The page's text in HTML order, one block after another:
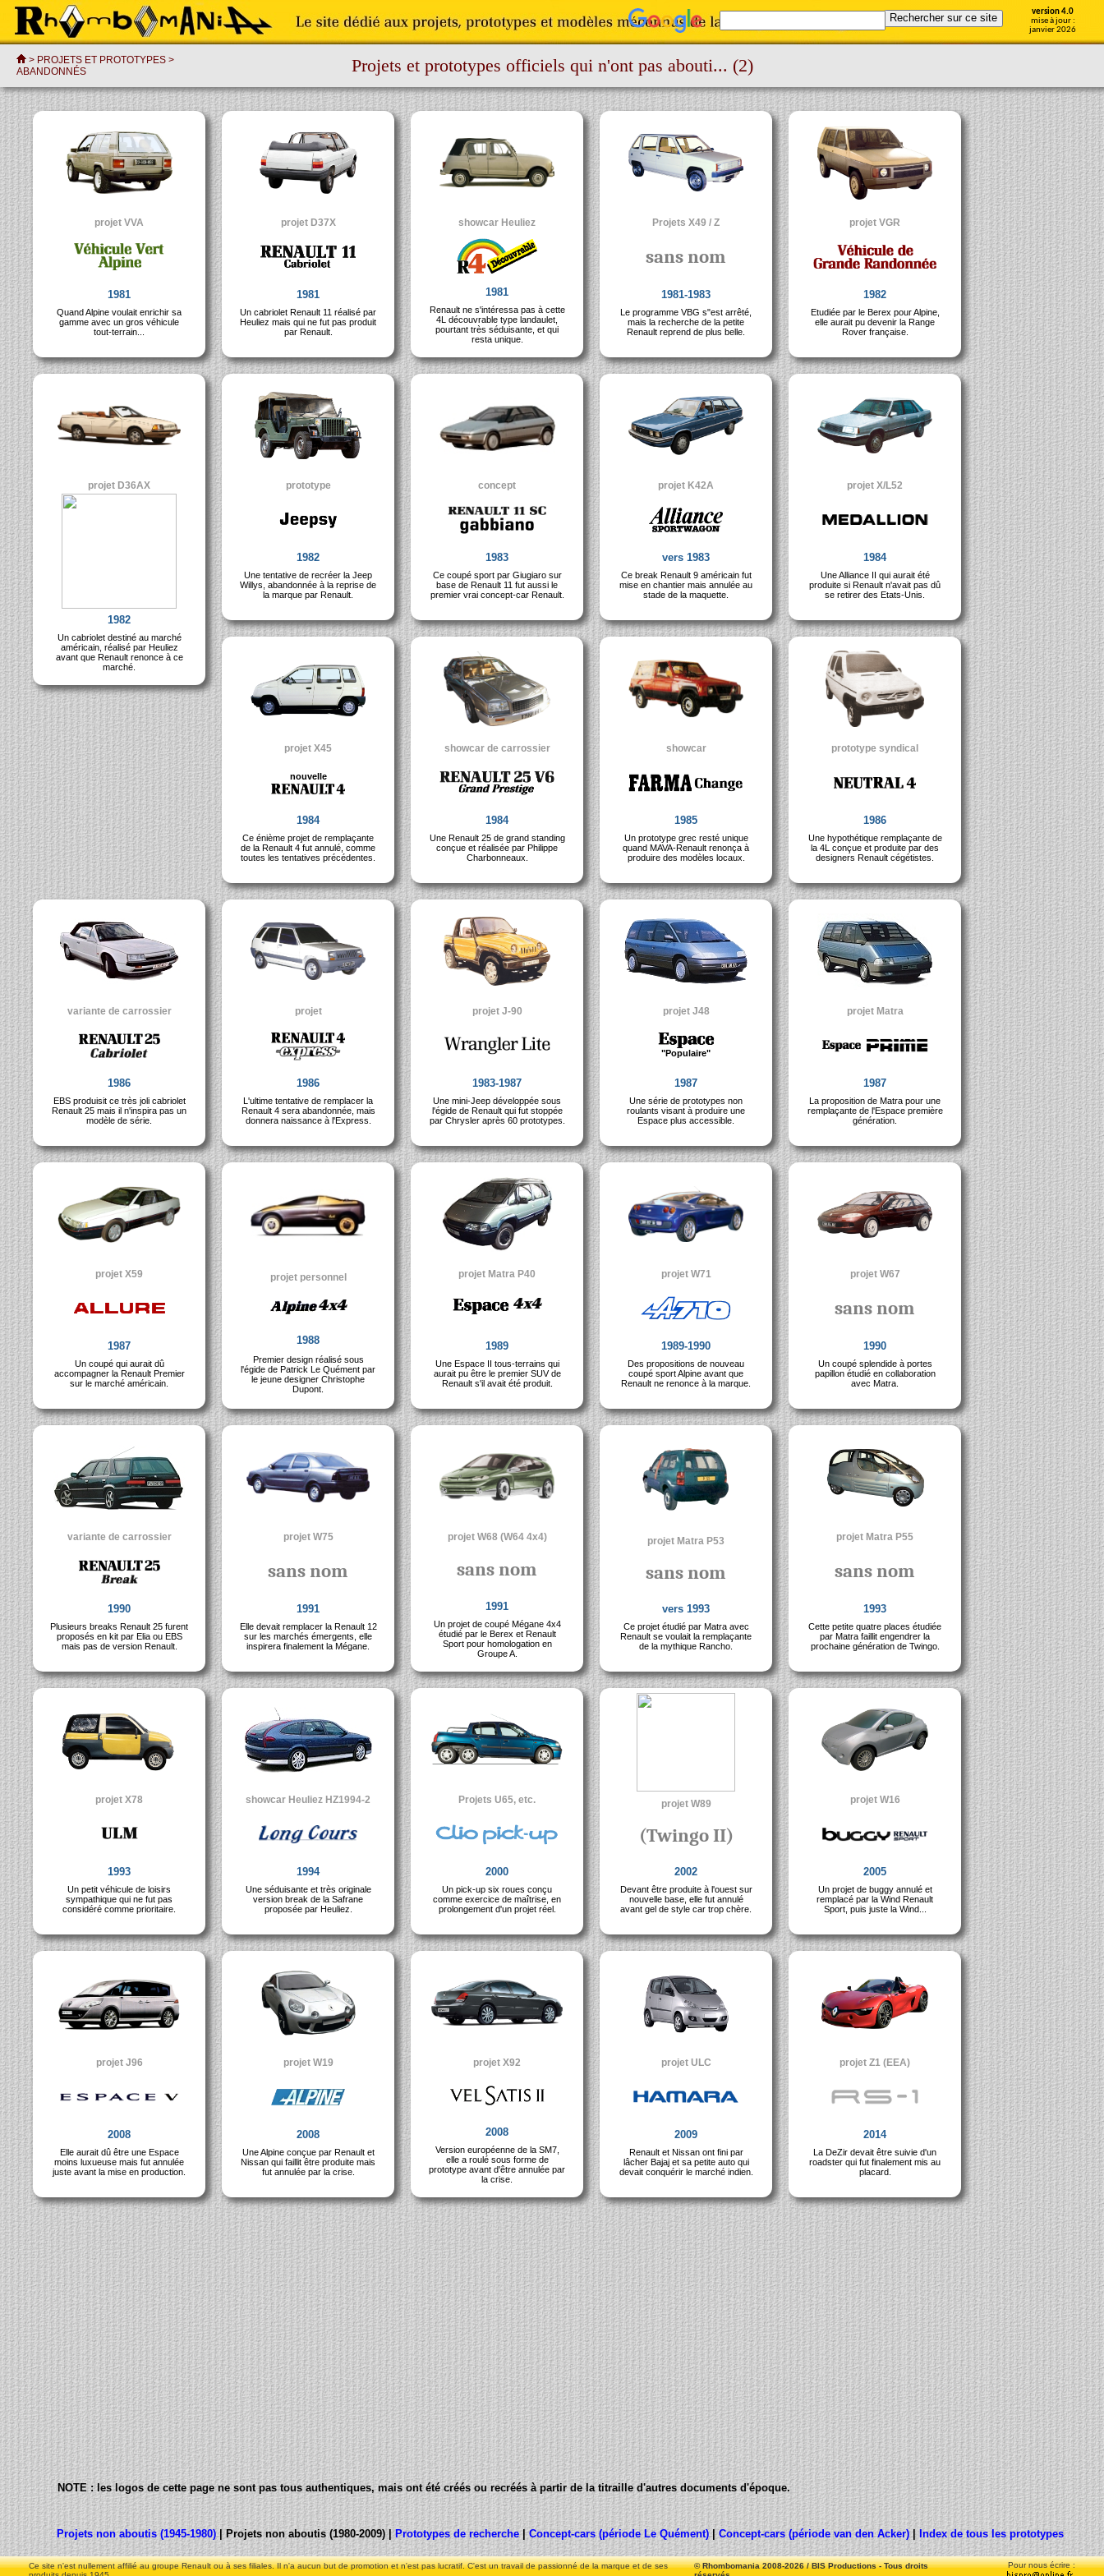
version 4.0
mise à jour :
janvier 2026
> PROJETS ET PROTOTYPES >
ABANDONNÉS
Projets et prototypes officiels qui n'ont pas abouti... (2)
projet VVA
1981
Quand Alpine voulait enrichir sa
gamme avec un gros véhicule
tout-terrain...
projet D37X
1981
Un cabriolet Renault 11 réalisé par
Heuliez mais qui ne fut pas produit
par Renault.
showcar Heuliez
1981
Renault ne s'intéressa pas à cette
4L découvrable type landaulet,
pourtant très séduisante, et qui
resta unique.
Projets X49 / Z
sans nom
1981-1983
Le programme VBG s"est arrêté,
mais la recherche de la petite
Renault reprend de plus belle.
projet VGR
1982
Etudiée par le Berex pour Alpine,
elle aurait pu devenir la Range
Rover française.
projet D36AX
1982
Un cabriolet destiné au marché
américain, réalisé par Heuliez
avant que Renault renonce à ce
marché.
prototype
1982
Une tentative de recréer la Jeep
Willys, abandonnée à la reprise de
la marque par Renault.
concept
1983
Ce coupé sport par Giugiaro sur
base de Renault 11 fut aussi le
premier vrai concept-car Renault.
projet K42A
vers 1983
Ce break Renault 9 américain fut
mise en chantier mais annulée au
stade de la maquette.
projet X/L52
1984
Une Alliance II qui aurait été
produite si Renault n'avait pas dû
se retirer des Etats-Unis.
projet X45
nouvelle
1984
Ce énième projet de remplaçante
de la Renault 4 fut annulé, comme
toutes les tentatives précédentes.
showcar de carrossier
1984
Une Renault 25 de grand standing
conçue et réalisée par Philippe
Charbonneaux.
showcar
1985
Un prototype grec resté unique
quand MAVA-Renault renonça à
produire des modèles locaux.
prototype syndical
1986
Une hypothétique remplaçante de
la 4L conçue et produite par des
designers Renault cégétistes.
variante de carrossier
1986
EBS produisit ce très joli cabriolet
Renault 25 mais il n'inspira pas un
modèle de série.
projet
1986
L'ultime tentative de remplacer la
Renault 4 sera abandonnée, mais
donnera naissance à l'Express.
projet J-90
1983-1987
Une mini-Jeep développée sous
l'égide de Renault qui fut stoppée
par Chrysler après 60 prototypes.
projet J48
"Populaire"
1987
Une série de prototypes non
roulants visant à produire une
Espace plus accessible.
projet Matra
1987
La proposition de Matra pour une
remplaçante de l'Espace première
génération.
projet X59
1987
Un coupé qui aurait dû
accompagner la Renault Premier
sur le marché américain.
projet personnel
1988
Premier design réalisé sous
l'égide de Patrick Le Quément par
le jeune designer Christophe
Dupont.
projet Matra P40
1989
Une Espace II tous-terrains qui
aurait pu être le premier SUV de
Renault s'il avait été produit.
projet W71
1989-1990
Des propositions de nouveau
coupé sport Alpine avant que
Renault ne renonce à la marque.
projet W67
sans nom
1990
Un coupé splendide à portes
papillon étudié en collaboration
avec Matra.
variante de carrossier
1990
Plusieurs breaks Renault 25 furent
proposés en kit par Elia ou EBS
mais pas de version Renault.
projet W75
sans nom
1991
Elle devait remplacer la Renault 12
sur les marchés émergents, elle
inspirera finalement la Mégane.
projet W68 (W64 4x4)
sans nom
1991
Un projet de coupé Mégane 4x4
étudié par le Berex et Renault
Sport pour homologation en
Groupe A.
projet Matra P53
sans nom
vers 1993
Ce projet étudié par Matra avec
Renault se voulait la remplaçante
de la mythique Rancho.
projet Matra P55
sans nom
1993
Cette petite quatre places étudiée
par Matra faillit engendrer la
prochaine génération de Twingo.
projet X78
1993
Un petit véhicule de loisirs
sympathique qui ne fut pas
considéré comme prioritaire.
showcar Heuliez HZ1994-2
1994
Une séduisante et très originale
version break de la Safrane
proposée par Heuliez.
Projets U65, etc.
2000
Un pick-up six roues conçu
comme exercice de maîtrise, en
prolongement d'un projet réel.
projet W89
(Twingo II)
2002
Devant être produite à l'ouest sur
nouvelle base, elle fut annulé
avant gel de style car trop chère.
projet W16
2005
Un projet de buggy annulé et
remplacé par la Wind Renault
Sport, puis juste la Wind...
projet J96
2008
Elle aurait dû être une Espace
moins luxueuse mais fut annulée
juste avant la mise en production.
projet W19
2008
Une Alpine conçue par Renault et
Nissan qui faillit être produite mais
fut annulée par la crise.
projet X92
2008
Version européenne de la SM7,
elle a roulé sous forme de
prototype avant d'être annulée par
la crise.
projet ULC
2009
Renault et Nissan ont fini par
lâcher Bajaj et sa petite auto qui
devait conquérir le marché indien.
projet Z1 (EEA)
2014
La DeZir devait être suivie d'un
roadster qui fut finalement mis au
placard.
NOTE : les logos de cette page ne sont pas tous authentiques, mais ont été créés ou recréés à partir de la titraille d'autres documents d'époque.
Projets non aboutis (1945-1980)| Projets non aboutis (1980-2009) |Prototypes de recherche|Concept-cars (période Le Quément)|Concept-cars (période van den Acker)| Index de tous les prototypes
Ce site n'est nullement affilié au groupe Renault ou à ses filiales. Il n'a aucun but de promotion et n'est pas lucratif. C'est un travail de passionné de la marque et de ses
© Rhombomania 2008-2026 / BIS Productions - Tous droits
Pour nous écrire :